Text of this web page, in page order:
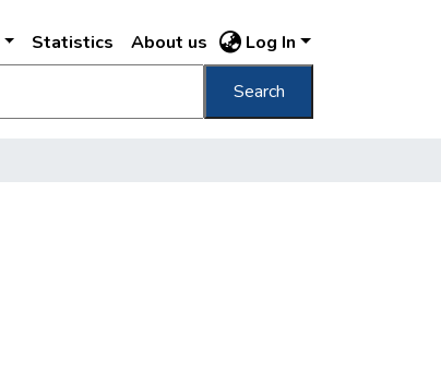
Statistics About us Log In
Search